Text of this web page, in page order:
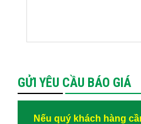
GỬI YÊU CẦU BÁO GIÁ
Nếu quý khách hàng